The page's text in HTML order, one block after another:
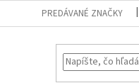
PREDÁVANÉ ZNAČKY